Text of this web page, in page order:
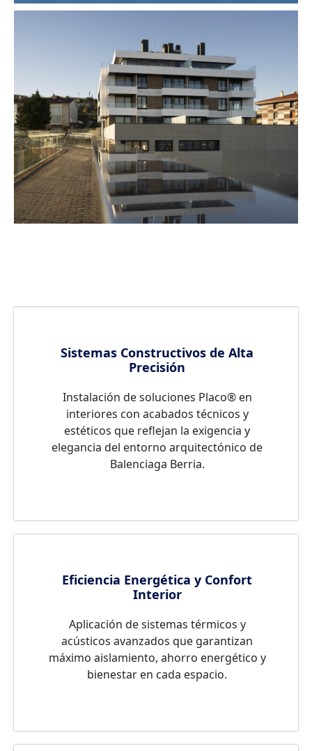
Sistemas Constructivos de Alta
Precisión
Instalación de soluciones Placo® en
interiores con acabados técnicos y
estéticos que reflejan la exigencia y
elegancia del entorno arquitectónico de
Balenciaga Berria.
Eficiencia Energética y Confort
Interior
Aplicación de sistemas térmicos y
acústicos avanzados que garantizan
máximo aislamiento, ahorro energético y
bienestar en cada espacio.